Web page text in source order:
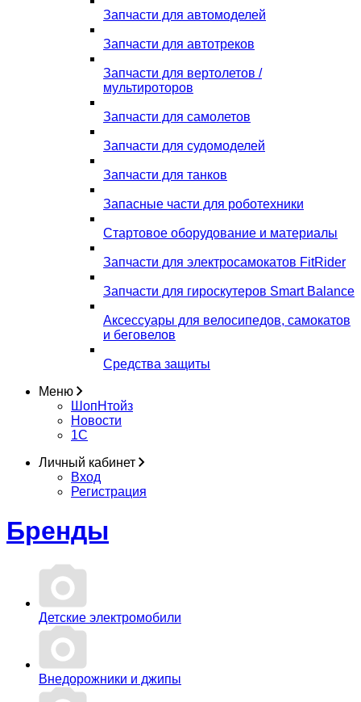
Запчасти для автомоделей
Запчасти для автотреков
Запчасти для вертолетов /
мультироторов
Запчасти для самолетов
Запчасти для судомоделей
Запчасти для танков
Запасные части для роботехники
Стартовое оборудование и материалы
Запчасти для электросамокатов FitRider
Запчасти для гироскутеров Smart Balance
Аксессуары для велосипедов, самокатов
и беговелов
Средства защиты
Меню
ШопНтойз
Новости
1C
Личный кабинет
Вход
Регистрация
Бренды
Детские электромобили
Внедорожники и джипы